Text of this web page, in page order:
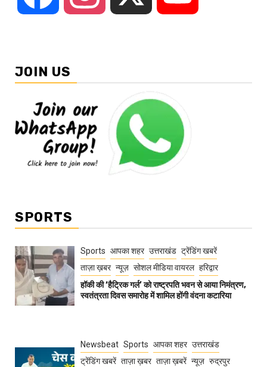
JOIN US
SPORTS
Sports आपका शहर उत्तराखंड ट्रेंडिंग खबरें
ताज़ा ख़बर न्यूज़ सोशल मीडिया वायरल हरिद्वार
हॉकी की ‘हैट्रिक गर्ल’ को राष्ट्रपति भवन से आया निमंत्रण,
स्वतंत्रता दिवस समारोह में शामिल होंगी वंदना कटारिया
Newsbeat Sports आपका शहर उत्तराखंड
ट्रेंडिंग खबरें ताज़ा ख़बर ताज़ा ख़बरें न्यूज़ रुद्रपुर